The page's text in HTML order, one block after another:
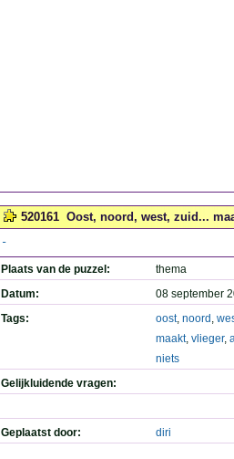
520161 Oost, noord, west, zuid...
-
Plaats van de puzzel:
thema
Datum:
08 september
Tags:
oost, noord ,
maakt, vlieger,
niets
Gelijkluidende vragen:
Geplaatst door: diri